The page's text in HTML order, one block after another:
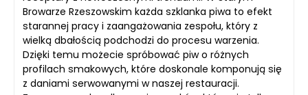
Browarze Rzeszowskim każda szklanka piwa to efekt
starannej pracy i zaangażowania zespołu, który z
wielką dbałością podchodzi do procesu warzenia.
Dzięki temu możecie spróbować piw o różnych
profilach smakowych, które doskonale komponują się
z daniami serwowanymi w naszej restauracji.